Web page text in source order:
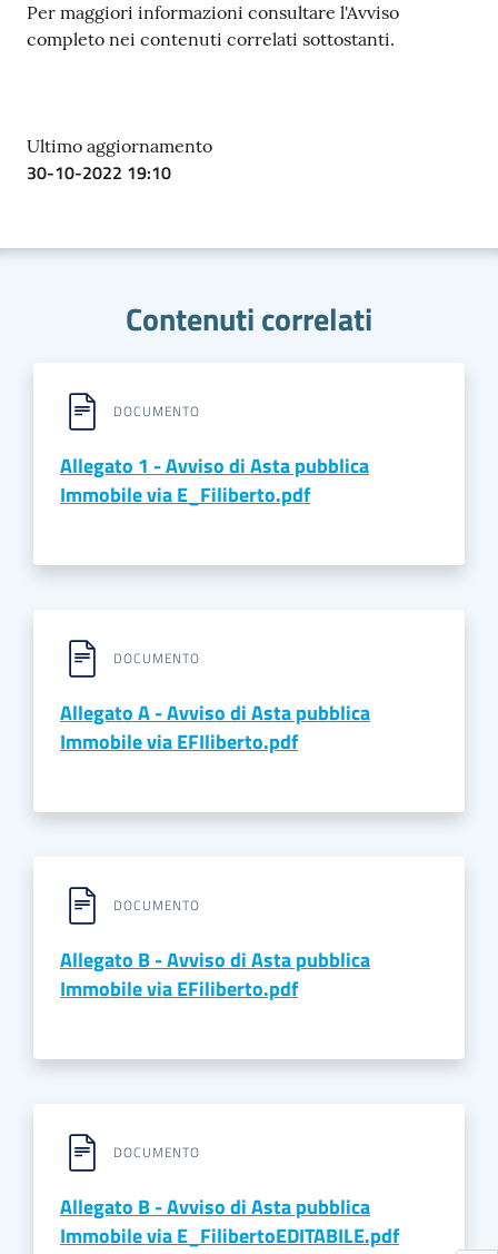
Per maggiori informazioni consultare l'Avviso
completo nei contenuti correlati sottostanti.
Ultimo aggiornamento
30-10-2022 19:10
Contenuti correlati
DOCUMENTO
Allegato 1 - Avviso di Asta pubblica
Immobile via E_Filiberto.pdf
DOCUMENTO
Allegato A - Avviso di Asta pubblica
Immobile via EFIliberto.pdf
DOCUMENTO
Allegato B - Avviso di Asta pubblica
Immobile via EFiliberto.pdf
DOCUMENTO
Allegato B - Avviso di Asta pubblica
Immobile via E_FilibertoEDITABILE.pdf